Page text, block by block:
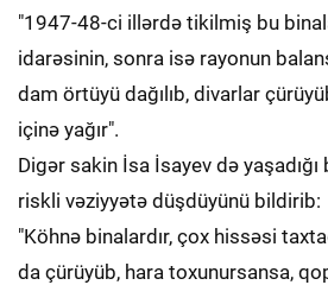
"1947-48-ci illərdə tikilmiş bu
idarəsinin, sonra isə rayonun
dam örtüyü dağılıb, divarlar
içinə yağır".
Digər sakin İsa İsayev də yaşadığı
riskli vəziyyətə düşdüyünü bildirib:
"Köhnə binalardır, çox hissəsi
da çürüyüb, hara toxunursansa,